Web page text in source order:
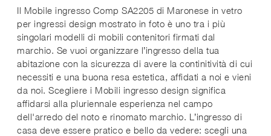
Il Mobile ingresso Comp SA2205 di Maronese in vetro
per ingressi design mostrato in foto è uno tra i più
singolari modelli di mobili contenitori firmati dal
marchio. Se vuoi organizzare l’ingresso della tua
abitazione con la sicurezza di avere la continitività di cui
necessiti e una buona resa estetica, affidati a noi e vieni
da noi. Scegliere i Mobili ingresso design significa
affidarsi alla pluriennale esperienza nel campo
dell'arredo del noto e rinomato marchio. L’ingresso di
casa deve essere pratico e bello da vedere: scegli una